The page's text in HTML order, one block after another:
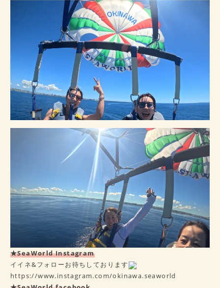
★SeaWorld Instagram
イイネ&フォローお待ちしております
https://www.instagram.com/okinawa.seaworld